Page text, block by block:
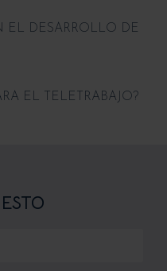
EL DESARROLLO DE
EL TELETRABAJO?